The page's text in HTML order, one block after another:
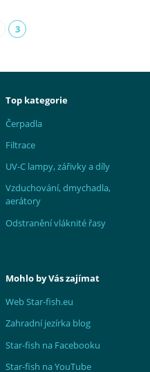
3(aktuální)
Top kategorie
Čerpadla
Filtrace
UV-C lampy, zářivky a díly
Vzduchování, dmychadla,
aerátory
Odstranění vláknité řasy
Mohlo by Vás zajímat
Web Star-fish.eu
Zahradní jezírka blog
Star-fish na Facebooku
Star-fish na YouTube